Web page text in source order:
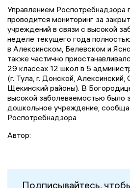
Управлением Роспотребнадзора
проводится мониторинг за
учреждений в связи с высокой
неделе текущего года
в Алексинском, Белевском и
также частично
29 классах 12 школ в 5
(г. Тула, г. Донской, Алексинский,
Щекинский районы). В
высокой заболеваемостью было
дошкольное учреждение,
Роспотребнадзора
Автор:
Подписывайтесь,